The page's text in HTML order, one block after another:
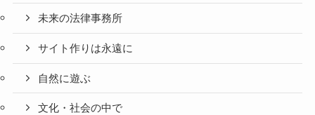
未来の法律事務所
サイト作りは永遠に
自然に遊ぶ
文化・社会の中で